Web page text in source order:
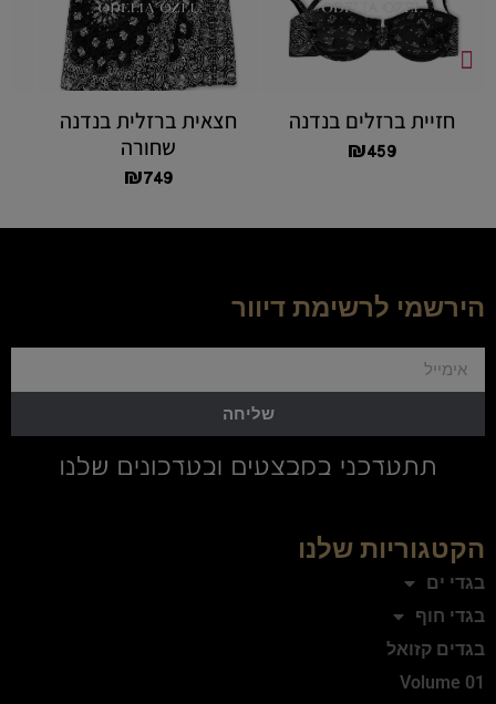
חזיית ברזלים בנדנה
₪459
חצאית ברזלית בנדנה
שחורה
₪749
הירשמי לרשימת דיוור
שליחה
הקטגוריות שלנו
בגדי ים
בגדי חוף
בגדים קזואל
Volume 01